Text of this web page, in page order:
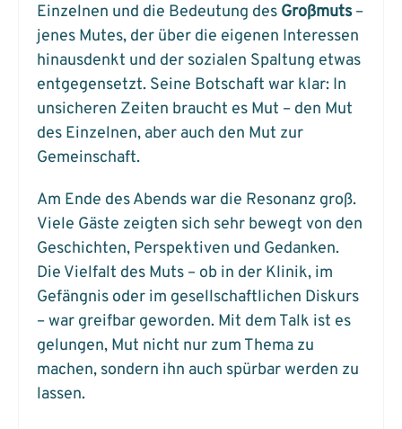
Einzelnen und die Bedeutung des Großmuts–
jenes Mutes, der über die eigenen Interessen
hinausdenkt und der sozialen Spaltung etwas
entgegensetzt. Seine Botschaft war klar: In
unsicheren Zeiten braucht es Mut – den Mut
des Einzelnen, aber auch den Mut zur
Gemeinschaft.
Am Ende des Abends war die Resonanz groß.
Viele Gäste zeigten sich sehr bewegt von den
Geschichten, Perspektiven und Gedanken.
Die Vielfalt des Muts – ob in der Klinik, im
Gefängnis oder im gesellschaftlichen Diskurs
– war greifbar geworden. Mit dem Talk ist es
gelungen, Mut nicht nur zum Thema zu
machen, sondern ihn auch spürbar werden zu
lassen.